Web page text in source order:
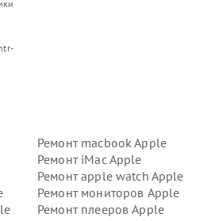
Ремонт macbook Apple
Ремонт iMac Apple
Ремонт apple watch Apple
Ремонт мониторов Apple
Ремонт плееров Apple